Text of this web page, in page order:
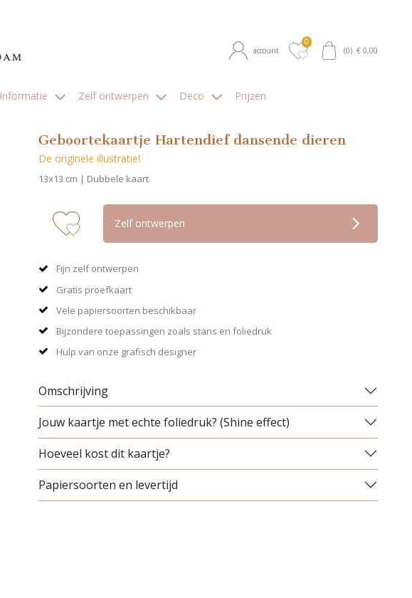
account
0
(0) € 0,00
Informatie Zelf ontwerpen Deco Prijzen
Geboortekaartje Hartendief dansende dieren
De originele illustratie!
13x13 cm | Dubbele kaart
zet op verlanglijstje
Zelf ontwerpen
Fijn zelf ontwerpen
Gratis proefkaart
Vele papiersoorten beschikbaar
Bijzondere toepassingen zoals stans en foliedruk
Hulp van onze grafisch designer
Omschrijving
Jouw kaartje met echte foliedruk? (Shine effect)
Hoeveel kost dit kaartje?
Papiersoorten en levertijd